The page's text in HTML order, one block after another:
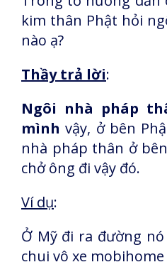
kim thân Phật hỏi
nào ạ?
Thầy trả lời:
Ngôi nhà pháp
mìnhvậy, ở bên
nhà pháp thân ở
chở ông đi vậy đó.
Ví dụ:
Ở Mỹ đi ra đường
chui vô xe mobihome